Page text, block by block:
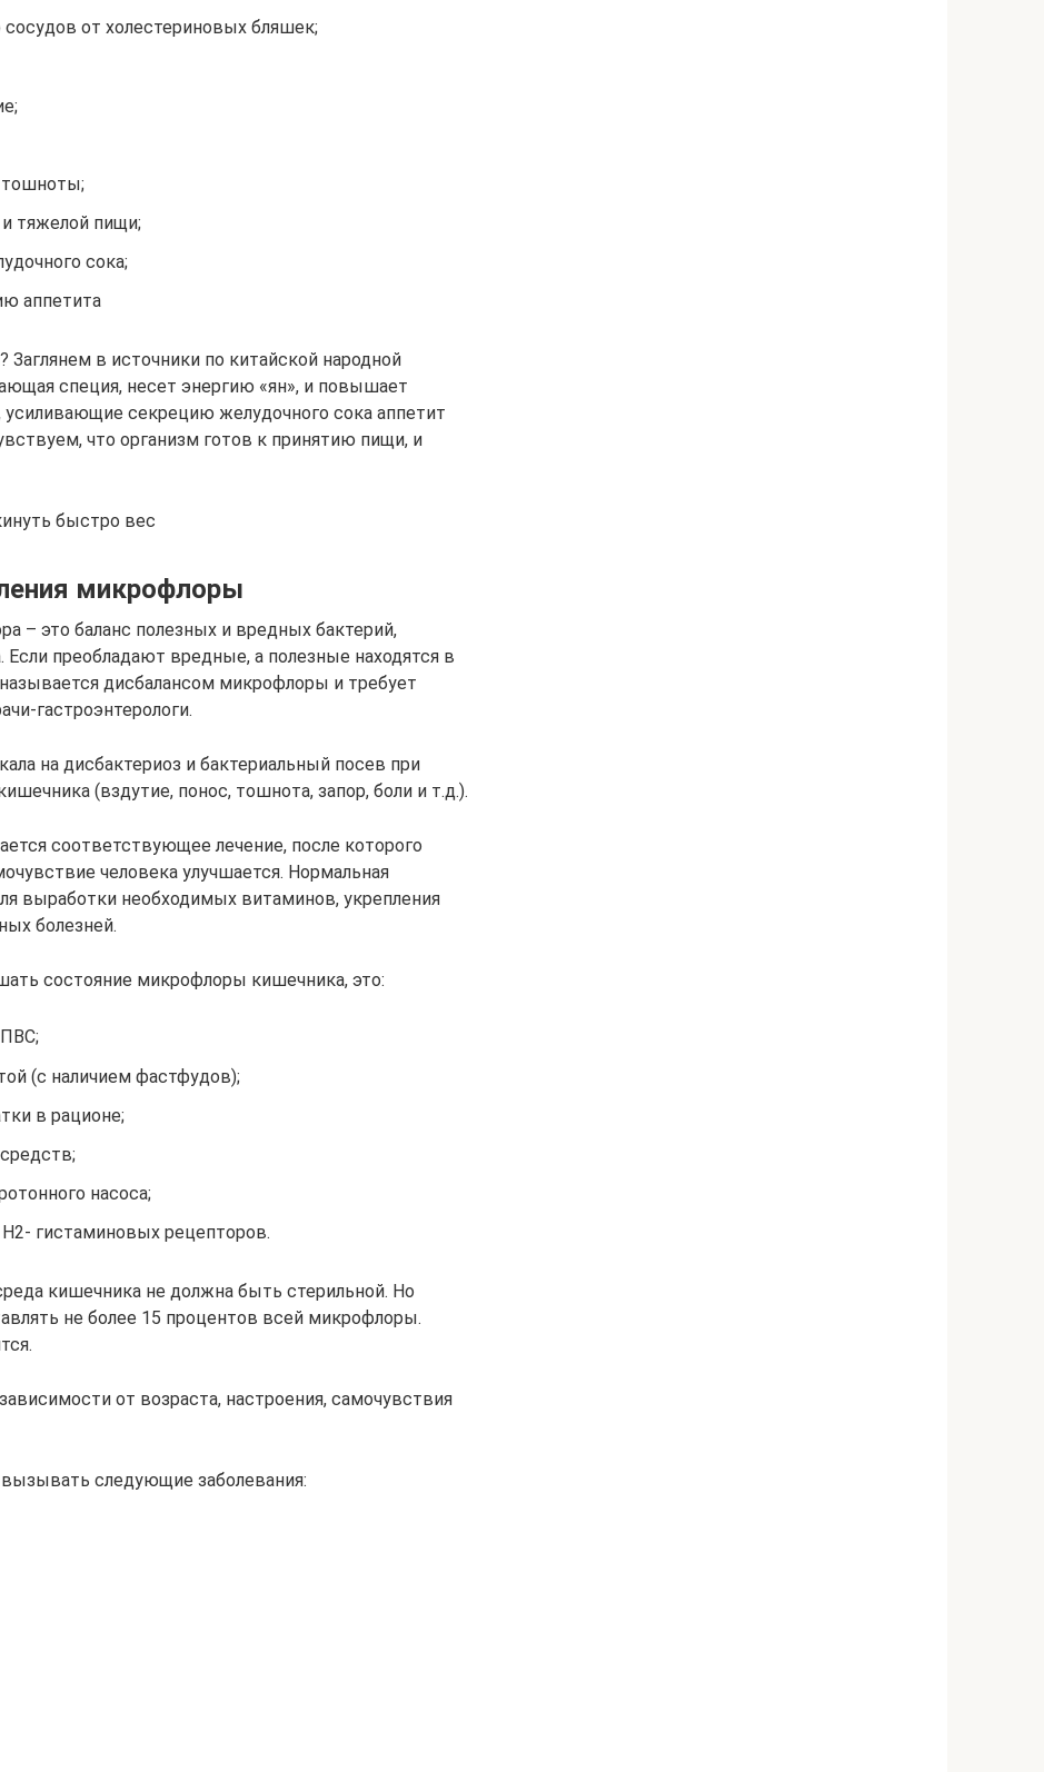
от холестериновых бляшек;
тошноты;
тяжелой пищи;
сока;
аппетита
Заглянем в источники по китайской народной
специя, несет энергию «ян», и повышает
усиливающие секрецию желудочного сока аппетит
что организм готов к принятию пищи, и
быстро вес
микрофлоры
– это баланс полезных и вредных бактерий,
преобладают вредные, а полезные находятся в
дисбалансом микрофлоры и требует
гастроэнтерологи.
на дисбактериоз и бактериальный посев при
(вздутие, понос, тошнота, запор, боли и т.д.).
соответствующее лечение, после которого
человека улучшается. Нормальная
выработки необходимых витаминов, укрепления
болезней.
состояние микрофлоры кишечника, это:
(с наличием фастфудов);
в рационе;
насоса;
гистаминовых рецепторов.
кишечника не должна быть стерильной. Но
не более 15 процентов всей микрофлоры.
от возраста, настроения, самочувствия
следующие заболевания: